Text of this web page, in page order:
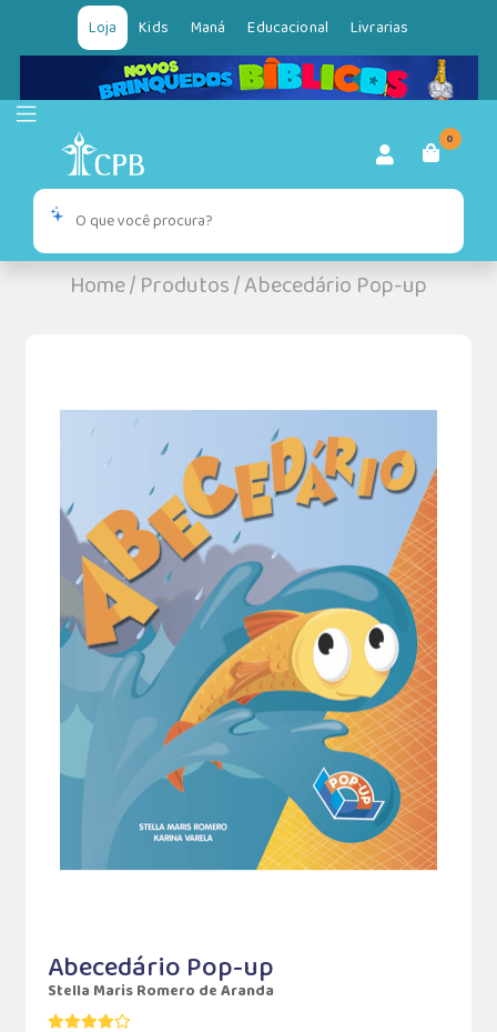
Loja Kids Maná Educacional Livrarias
0
Home/Produtos/Abecedário Pop-up
Abecedário Pop-up
Stella Maris Romero de Aranda